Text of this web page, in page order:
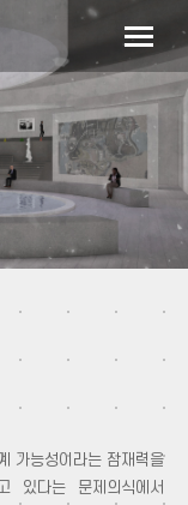
가능성이라는 잠재력을
있다는 문제의식에서